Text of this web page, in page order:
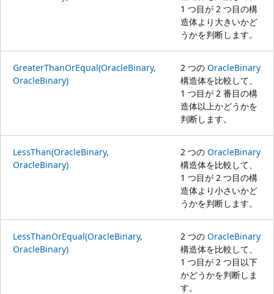
1 つ目が 2 つ目の構
造体より大きいかど
うかを判断します。
GreaterThanOrEqual(OracleBinary,
OracleBinary)
2 つの OracleBinary
構造体を比較して、
1 つ目が 2 番目の構
造体以上かどうかを
判断します。
LessThan(OracleBinary,
OracleBinary)
2 つの OracleBinary
構造体を比較して、
1 つ目が 2 つ目の構
造体より小さいかど
うかを判断します。
LessThanOrEqual(OracleBinary,
OracleBinary)
2 つの OracleBinary
構造体を比較して、
1 つ目が 2 つ目以下
かどうかを判断しま
す。